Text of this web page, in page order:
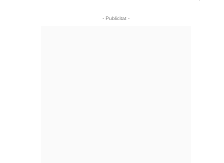
- Publicitat -